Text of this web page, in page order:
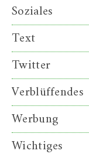
Soziales
Text
Twitter
Verblüffendes
Werbung
Wichtiges